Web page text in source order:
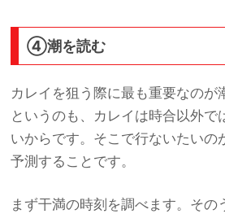
④潮を読む
カレイを狙う際に最も重要なのが
というのも、カレイは時合以外で
いからです。そこで行ないたいの
予測することです。
まず干満の時刻を調べます。その